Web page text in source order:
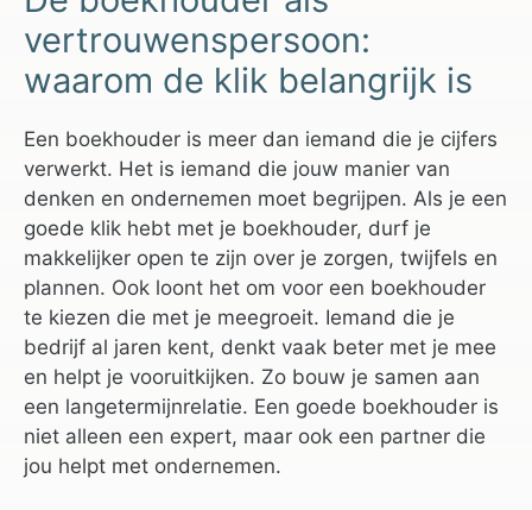
vertrouwenspersoon:
waarom de klik belangrijk is
Een boekhouder is meer dan iemand die je cijfers
verwerkt. Het is iemand die jouw manier van
denken en ondernemen moet begrijpen. Als je een
goede klik hebt met je boekhouder, durf je
makkelijker open te zijn over je zorgen, twijfels en
plannen. Ook loont het om voor een boekhouder
te kiezen die met je meegroeit. Iemand die je
bedrijf al jaren kent, denkt vaak beter met je mee
en helpt je vooruitkijken. Zo bouw je samen aan
een langetermijnrelatie. Een goede boekhouder is
niet alleen een expert, maar ook een partner die
jou helpt met ondernemen.